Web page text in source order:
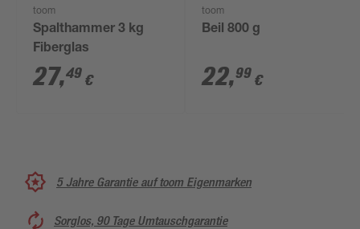
toom
Spalthammer 3 kg
Fiberglas
27,49 €
toom
Beil 800 g
22,99 €
5 Jahre Garantie auf toom Eigenmarken
Sorglos, 90 Tage Umtauschgarantie